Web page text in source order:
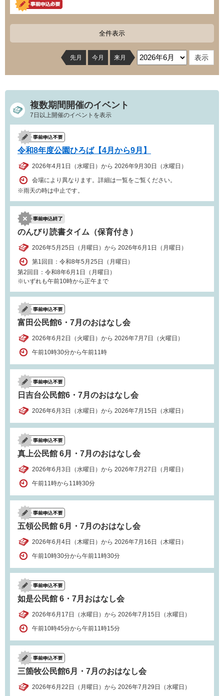
全件表示
先月 今月 来月
複数期間開催のイベント
7日以上開催のイベントを表示
令和8年度公園ひろば【4月から9月】
2026年4月1日（水曜日）から 2026年9月30日（水曜日）
会場により異なります。詳細は一覧をご覧ください。
※雨天の時は中止です。
のんびり読書タイム（保育付き）
2026年5月25日（月曜日）から 2026年6月1日（月曜日）
第1回目：令和8年5月25日（月曜日）
第2回目：令和8年6月1日（月曜日）
※いずれも午前10時から正午まで
富田公民館6・7月のおはなし会
2026年6月2日（火曜日）から 2026年7月7日（火曜日）
午前10時30分から午前11時
日吉台公民館6・7月のおはなし会
2026年6月3日（水曜日）から 2026年7月15日（水曜日）
真上公民館 6月・7月のおはなし会
2026年6月3日（水曜日）から 2026年7月27日（月曜日）
午前11時から11時30分
五領公民館 6月・7月のおはなし会
2026年6月4日（木曜日）から 2026年7月16日（木曜日）
午前10時30分から午前11時30分
如是公民館 6・7月おはなし会
2026年6月17日（水曜日）から 2026年7月15日（水曜日）
午前10時45分から午前11時15分
三箇牧公民館6月・7月のおはなし会
2026年6月22日（月曜日）から 2026年7月29日（水曜日）